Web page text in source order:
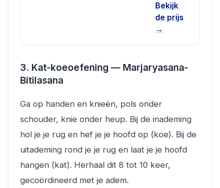
Bekijk
de prijs
→
3. Kat-koeoefening — Marjaryasana-
Bitilasana
Ga op handen en knieën, pols onder
schouder, knie onder heup. Bij de inademing
hol je je rug en hef je je hoofd op (koe). Bij de
uitademing rond je je rug en laat je je hoofd
hangen (kat). Herhaal dit 8 tot 10 keer,
gecoördineerd met je adem.